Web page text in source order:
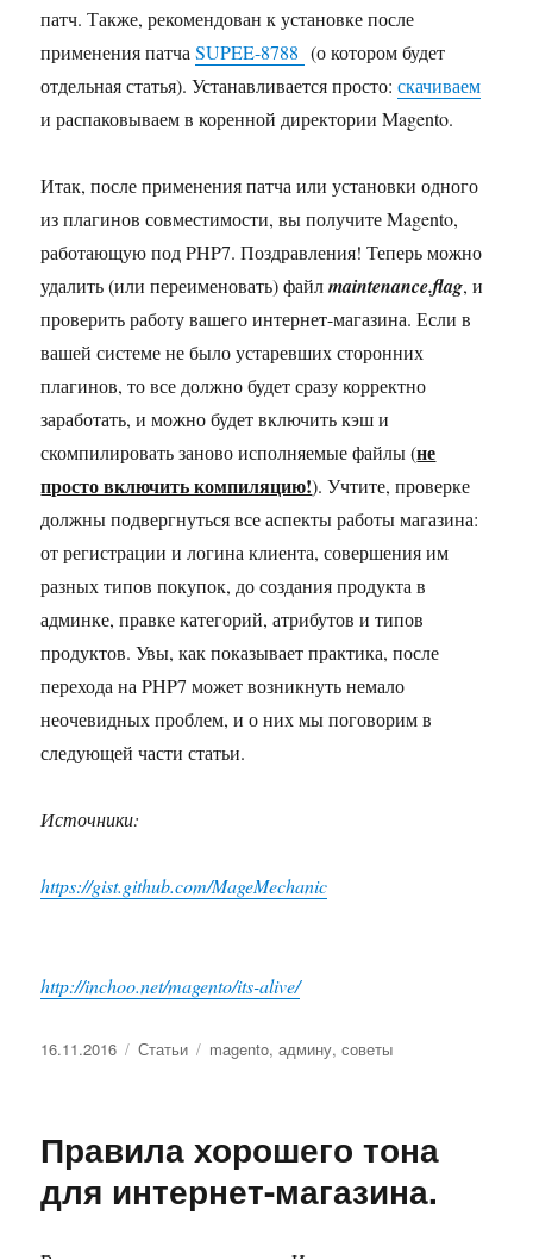
патч. Также, рекомендован к установке после
применения патчаSUPEE-8788 (о котором будет
отдельная статья). Устанавливается просто:скачиваем
и распаковываем в коренной директории Magento.
Итак, после применения патча или установки одного
из плагинов совместимости, вы получите Magento,
работающую под PHP7. Поздравления! Теперь можно
удалить (или переименовать) файлmaintenance.flag, и
проверить работу вашего интернет-магазина. Если в
вашей системе не было устаревших сторонних
плагинов, то все должно будет сразу корректно
заработать, и можно будет включить кэш и
скомпилировать заново исполняемые файлы (не
просто включить компиляцию!). Учтите, проверке
должны подвергнуться все аспекты работы магазина:
от регистрации и логина клиента, совершения им
разных типов покупок, до создания продукта в
админке, правке категорий, атрибутов и типов
продуктов. Увы, как показывает практика, после
перехода на PHP7 может возникнуть немало
неочевидных проблем, и о них мы поговорим в
следующей части статьи.
Источники:
https://gist.github.com/MageMechanic
http://inchoo.net/magento/its-alive/
Опубликовано
16.11.2016 Рубрики
Статьи Метки
magento,админу,советы
Правила хорошего тона
для интернет-магазина.